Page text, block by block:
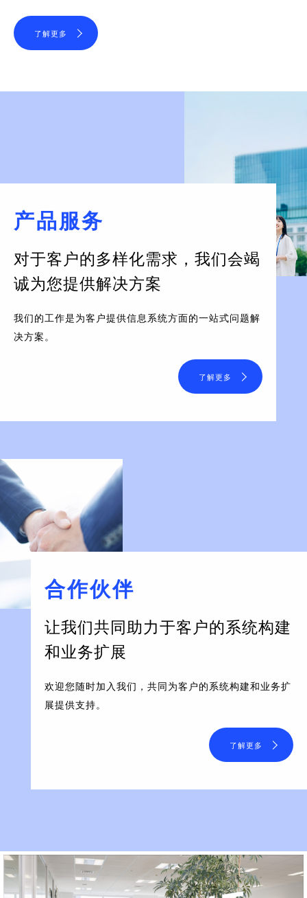
了解更多
产品服务
对于客户的多样化需求， 我们会竭
诚为您提供解决方案
我们的工作是为客户提供信息系统方面的一站式问题解
决方案。
了解更多
合作伙伴
让我们共同助力于客户的系统构建
和业务扩展
欢迎您随时加入我们，共同为客户的系统构建和业务扩
展提供支持。
了解更多